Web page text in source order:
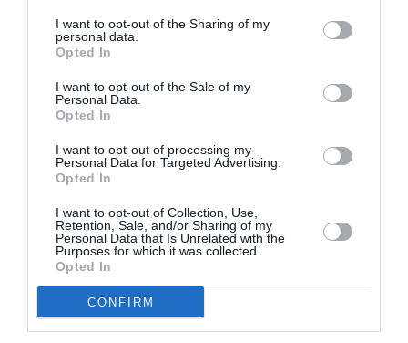
I want to opt-out of the Sharing of my
personal data.
Opted In
I want to opt-out of the Sale of my
Personal Data.
Opted In
I want to opt-out of processing my
Personal Data for Targeted Advertising.
Opted In
I want to opt-out of Collection, Use,
Retention, Sale, and/or Sharing of my
Personal Data that Is Unrelated with the
Purposes for which it was collected.
Opted In
CONFIRM
Μάντσεστερ – Καλαμάτα, το οποίο θα ξεκινήσει στις
24 Ιουνίου του 2025, με συχνότητα δύο φορές την
εβδομάδα και με αεροσκάφος A320. Η σύνδεση αυτή
υπήρχε και παλιότερα, αλλά σταμάτησε τον
Η παραχώρηση
Η παραχώρηση καλύπτει τη λειτουργία του
τερματικού σταθμού και άλλων χερσαίων και
εναέριων υποδομών, συμπεριλαμβανομένων των
χώρων λιανικής πώλησης και στάθμευσης. Θα
διαρκέσει 40 χρόνια, ενώ η λειτουργία της θα ξεκινήσει